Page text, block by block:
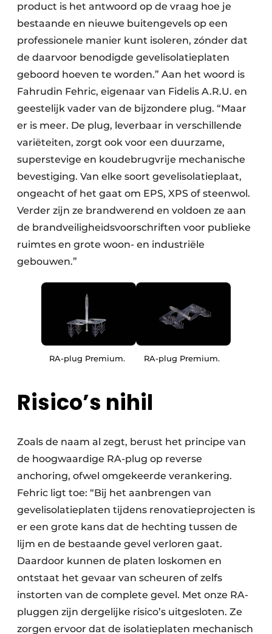
product is het antwoord op de vraag hoe je
bestaande en nieuwe buitengevels op een
professionele manier kunt isoleren, zónder dat
de daarvoor benodigde gevelisolatieplaten
geboord hoeven te worden.” Aan het woord is
Fahrudin Fehric, eigenaar van Fidelis A.R.U. en
geestelijk vader van de bijzondere plug. “Maar
er is meer. De plug, leverbaar in verschillende
variëteiten, zorgt ook voor een duurzame,
superstevige en koudebrugvrije mechanische
bevestiging. Van elke soort gevelisolatieplaat,
ongeacht of het gaat om EPS, XPS of steenwol.
Verder zijn ze brandwerend en voldoen ze aan
de brandveiligheidsvoorschriften voor publieke
ruimtes en grote woon- en industriële
gebouwen.”
RA-plug Premium. RA-plug Premium.
Risico’s nihil
Zoals de naam al zegt, berust het principe van
de hoogwaardige RA-plug op reverse
anchoring, ofwel omgekeerde verankering.
Fehric ligt toe: “Bij het aanbrengen van
gevelisolatieplaten tijdens renovatieprojecten is
er een grote kans dat de hechting tussen de
lijm en de bestaande gevel verloren gaat.
Daardoor kunnen de platen loskomen en
ontstaat het gevaar van scheuren of zelfs
instorten van de complete gevel. Met onze RA-
pluggen zijn dergelijke risico’s uitgesloten. Ze
zorgen ervoor dat de isolatieplaten mechanisch